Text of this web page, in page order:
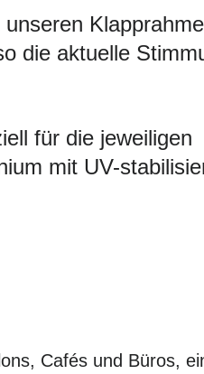
die aktuelle
für die jeweiligen
mit UV-
Cafés und Büros,